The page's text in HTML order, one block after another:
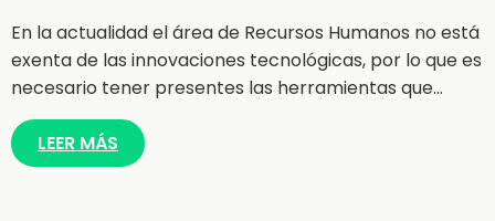
En la actualidad el área de Recursos Humanos no está
exenta de las innovaciones tecnológicas, por lo que es
necesario tener presentes las herramientas que…
LEER MÁS